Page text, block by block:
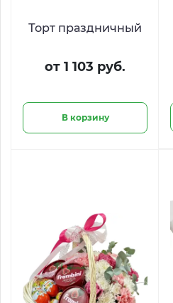
Торт праздничный
от 1 103 руб.
В корзину